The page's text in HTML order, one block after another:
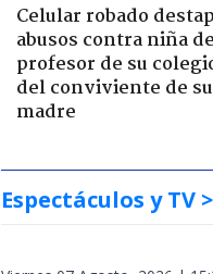
Celular robado
abusos contra niña
profesor de su
del conviviente de su
madre
Espectáculos y TV